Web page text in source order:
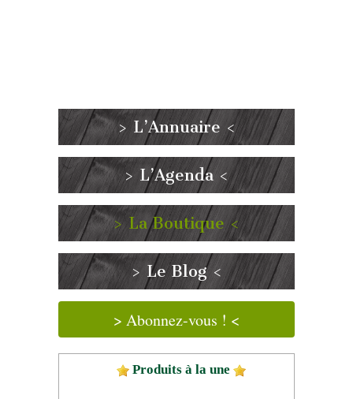
> L’Annuaire <
> L’Agenda <
> La Boutique <
> Le Blog <
> Abonnez-vous ! <
Produits à la une